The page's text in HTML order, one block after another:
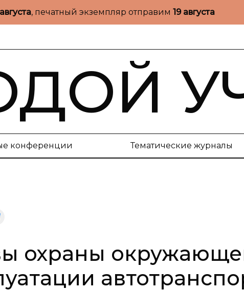
, печатный экземпляр отправим 19 августа
конференции Тематические журналы
охраны